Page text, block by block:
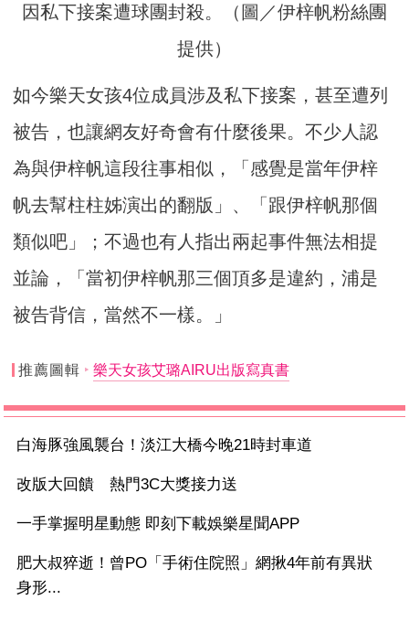
因私下接案遭球團封殺。（圖／伊梓帆粉絲團
提供）
如今樂天女孩4位成員涉及私下接案，甚至遭列
被告，也讓網友好奇會有什麼後果。不少人認
為與伊梓帆這段往事相似，「感覺是當年伊梓
帆去幫柱柱姊演出的翻版」、「跟伊梓帆那個
類似吧」；不過也有人指出兩起事件無法相提
並論，「當初伊梓帆那三個頂多是違約，浦是
被告背信，當然不一樣。」
推薦圖輯 樂天女孩艾璐AIRU出版寫真書
白海豚強風襲台！淡江大橋今晚21時封車道
改版大回饋 熱門3C大獎接力送
一手掌握明星動態 即刻下載娛樂星聞APP
肥大叔猝逝！曾PO「手術住院照」網揪4年前有異狀
身形...